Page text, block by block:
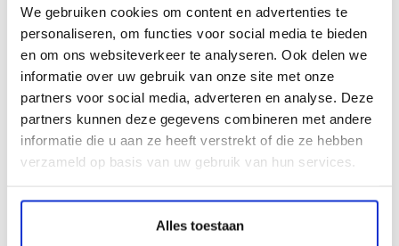
We gebruiken cookies om content en advertenties te
personaliseren, om functies voor social media te bieden
en om ons websiteverkeer te analyseren. Ook delen we
informatie over uw gebruik van onze site met onze
partners voor social media, adverteren en analyse. Deze
partners kunnen deze gegevens combineren met andere
informatie die u aan ze heeft verstrekt of die ze hebben
verzameld op basis van uw gebruik van hun services.
Alles toestaan
zeer breed aanbod van goedkope inktpatronen en
goedkope toners. Bij ons besteld u zeer voordelig uw
verbruiksmaterialen. Vanaf € 30,00 leveren wij die binnen
Nederland gratis bij u af. Onze webshop heeft het
webwinkelkeur. Dit houdt in dat u bij MediaHolland
gegarandeerd vertrouwd en veilig shopt!